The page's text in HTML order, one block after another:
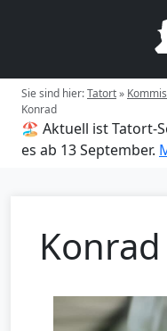
Sie sind hier:Tatort»
Konrad
🏖️ Aktuell ist Tatort-
es ab 13 September.
Konrad